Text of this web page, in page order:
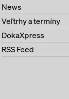
News
Veľtrhy a termíny
DokaXpress
RSS Feed